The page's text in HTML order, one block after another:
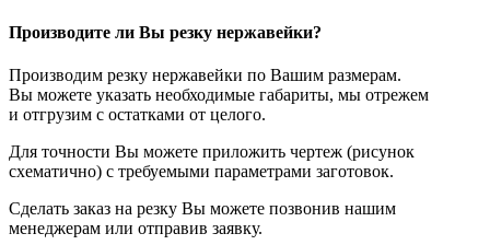
Производите ли Вы резку нержавейки?
Производим резку нержавейки по Вашим размерам.
Вы можете указать необходимые габариты, мы отрежем
и отгрузим с остатками от целого.
Для точности Вы можете приложить чертеж (рисунок
схематично) с требуемыми параметрами заготовок.
Сделать заказ на резку Вы можете позвонив нашим
менеджерам или отправив заявку.